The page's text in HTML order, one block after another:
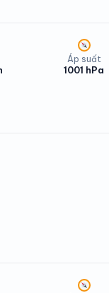
Áp suất
1001 hPa